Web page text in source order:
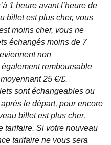
1 heure avant l’heure de
billet est plus cher, vous
moins cher, vous ne
échangés moins de 7
non
remboursable
25 €/£.
sont échangeables ou
le départ, pour encore
billet est plus cher,
tarifaire. Si votre nouveau
tarifaire ne vous sera